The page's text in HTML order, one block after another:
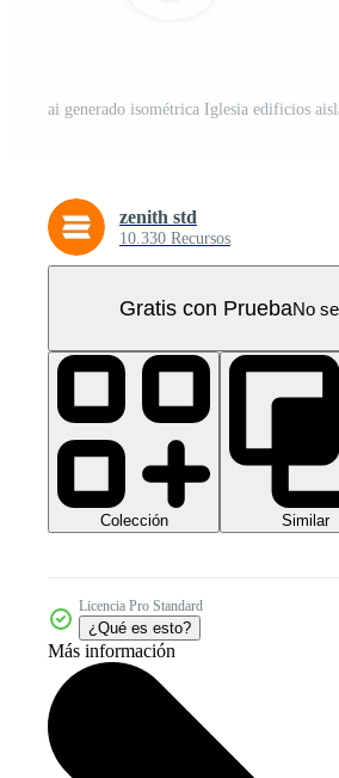
zenith std
10.330 Recursos
Gratis con PruebaNo
Colección Similar
Licencia Pro Standard
¿Qué es esto?
Más información